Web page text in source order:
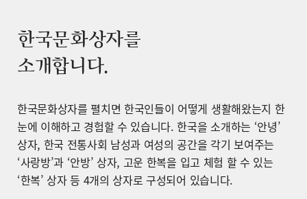
한국문화상자를
소개합니다.
한국문화상자를 펼치면 한국인들이 어떻게 생활해왔는지 한
눈에 이해하고 경험할 수 있습니다. 한국을 소개하는 ‘안녕’
상자, 한국 전통사회 남성과 여성의 공간을 각기 보여주는
‘사랑방’과 ‘안방’ 상자, 고운 한복을 입고 체험 할 수 있는
‘한복’ 상자 등 4개의 상자로 구성되어 있습니다.